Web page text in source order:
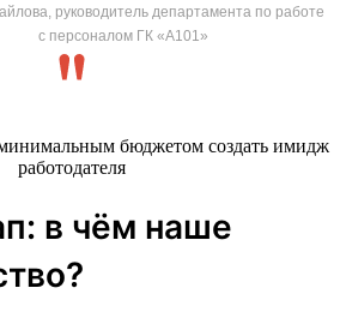
руководитель департамента по работе
с персоналом ГК «А101»
в чём наше